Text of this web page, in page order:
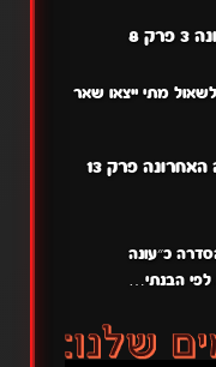
8
מתי ייצאו שאר
גולדן קמואי העונה האחרונה פרק 13
כ״עונה
לפי הבנתי…